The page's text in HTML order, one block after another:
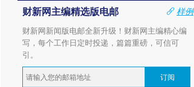
财新网主编精选版电邮
样例
财新网新闻版电邮全新升级！财新网主编精心编
写，每个工作日定时投递，篇篇重磅，可信可
引。
订阅